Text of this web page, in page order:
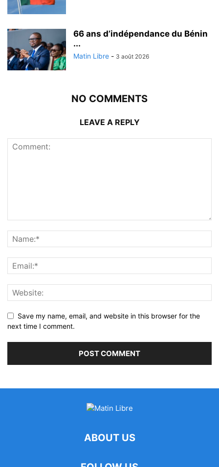
66 ans d’indépendance du Bénin
...
Matin Libre - 3 août 2026
NO COMMENTS
LEAVE A REPLY
Save my name, email, and website in this browser for the
next time I comment.
ABOUT US